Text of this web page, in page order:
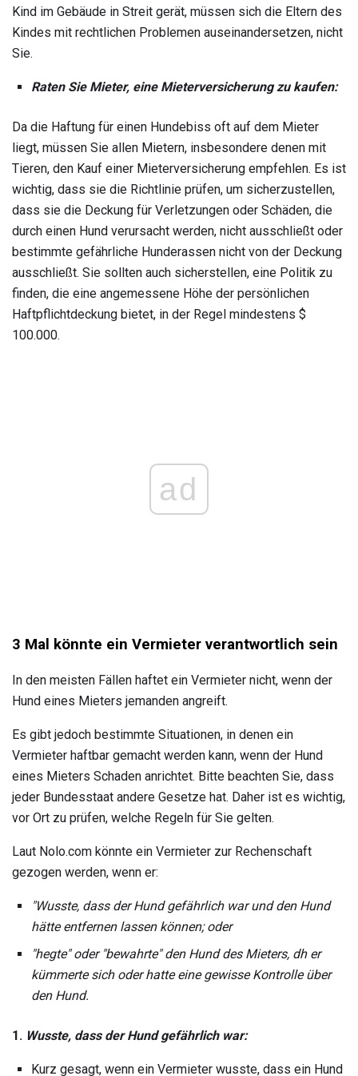
Kind im Gebäude in Streit gerät, müssen sich die Eltern des
Kindes mit rechtlichen Problemen auseinandersetzen, nicht
Sie.
Raten Sie Mieter, eine Mieterversicherung zu kaufen:
Da die Haftung für einen Hundebiss oft auf dem Mieter
liegt, müssen Sie allen Mietern, insbesondere denen mit
Tieren, den Kauf einer Mieterversicherung empfehlen. Es ist
wichtig, dass sie die Richtlinie prüfen, um sicherzustellen,
dass sie die Deckung für Verletzungen oder Schäden, die
durch einen Hund verursacht werden, nicht ausschließt oder
bestimmte gefährliche Hunderassen nicht von der Deckung
ausschließt. Sie sollten auch sicherstellen, eine Politik zu
finden, die eine angemessene Höhe der persönlichen
Haftpflichtdeckung bietet, in der Regel mindestens $
100.000.
ad
3 Mal könnte ein Vermieter verantwortlich sein
In den meisten Fällen haftet ein Vermieter nicht, wenn der
Hund eines Mieters jemanden angreift.
Es gibt jedoch bestimmte Situationen, in denen ein
Vermieter haftbar gemacht werden kann, wenn der Hund
eines Mieters Schaden anrichtet. Bitte beachten Sie, dass
jeder Bundesstaat andere Gesetze hat. Daher ist es wichtig,
vor Ort zu prüfen, welche Regeln für Sie gelten.
Laut Nolo.com könnte ein Vermieter zur Rechenschaft
gezogen werden, wenn er:
"Wusste, dass der Hund gefährlich war und den Hund
hätte entfernen lassen können; oder
"hegte" oder "bewahrte" den Hund des Mieters, dh er
kümmerte sich oder hatte eine gewisse Kontrolle über
den Hund.
1. Wusste, dass der Hund gefährlich war:
Kurz gesagt, wenn ein Vermieter wusste, dass ein Hund